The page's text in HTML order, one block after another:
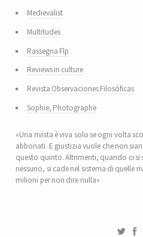
Medievalist
Multitudes
Rassegna Flp
Reviews in culture
Revista Observaciones Filosóficas
Sophie, Photographe
«Una rivista è viva solo se ogni volta
abbonati. E giustizia vuole che non
questo quinto. Altrimenti, quando ci si
nessuno, si cade nel sistema di quelle
milioni per non dire nulla»